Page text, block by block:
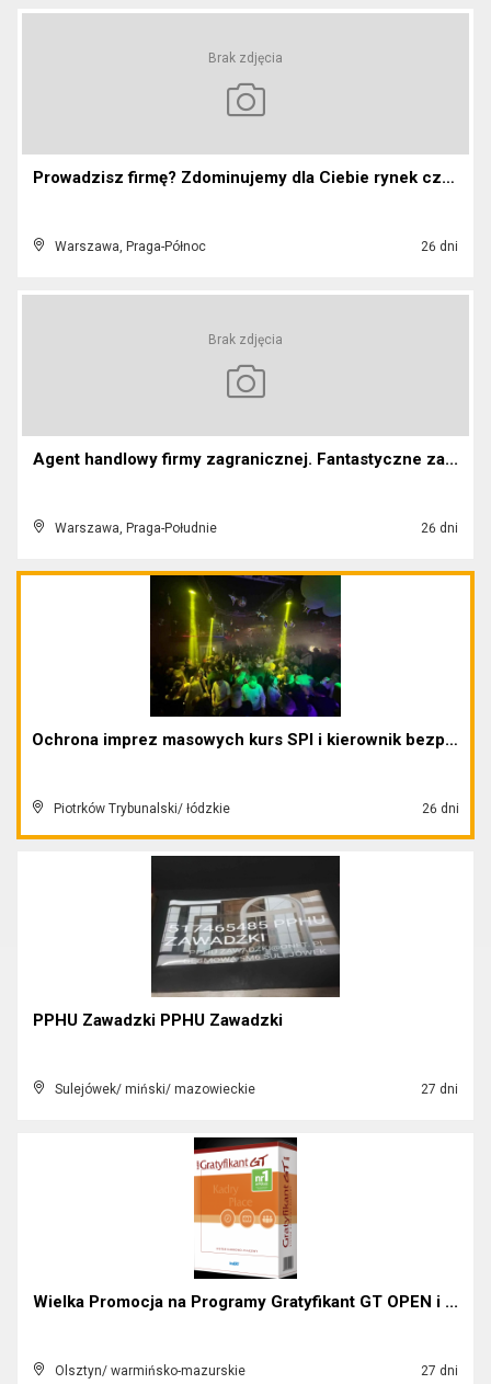
Brak zdjęcia
Prowadzisz firmę? Zdominujemy dla Ciebie rynek cze...
Warszawa, Praga-Północ 26 dni
Brak zdjęcia
Agent handlowy firmy zagranicznej. Fantastyczne za...
Warszawa, Praga-Południe 26 dni
Ochrona imprez masowych kurs SPI i kierownik bezpi...
Piotrków Trybunalski/ łódzkie 26 dni
PPHU Zawadzki PPHU Zawadzki
Sulejówek/ miński/ mazowieckie 27 dni
Wielka Promocja na Programy Gratyfikant GT OPEN i ...
Olsztyn/ warmińsko-mazurskie 27 dni